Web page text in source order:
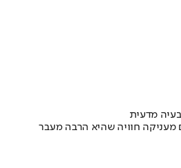
מדעית
מעניקה חוויה שהיא הרבה מעבר